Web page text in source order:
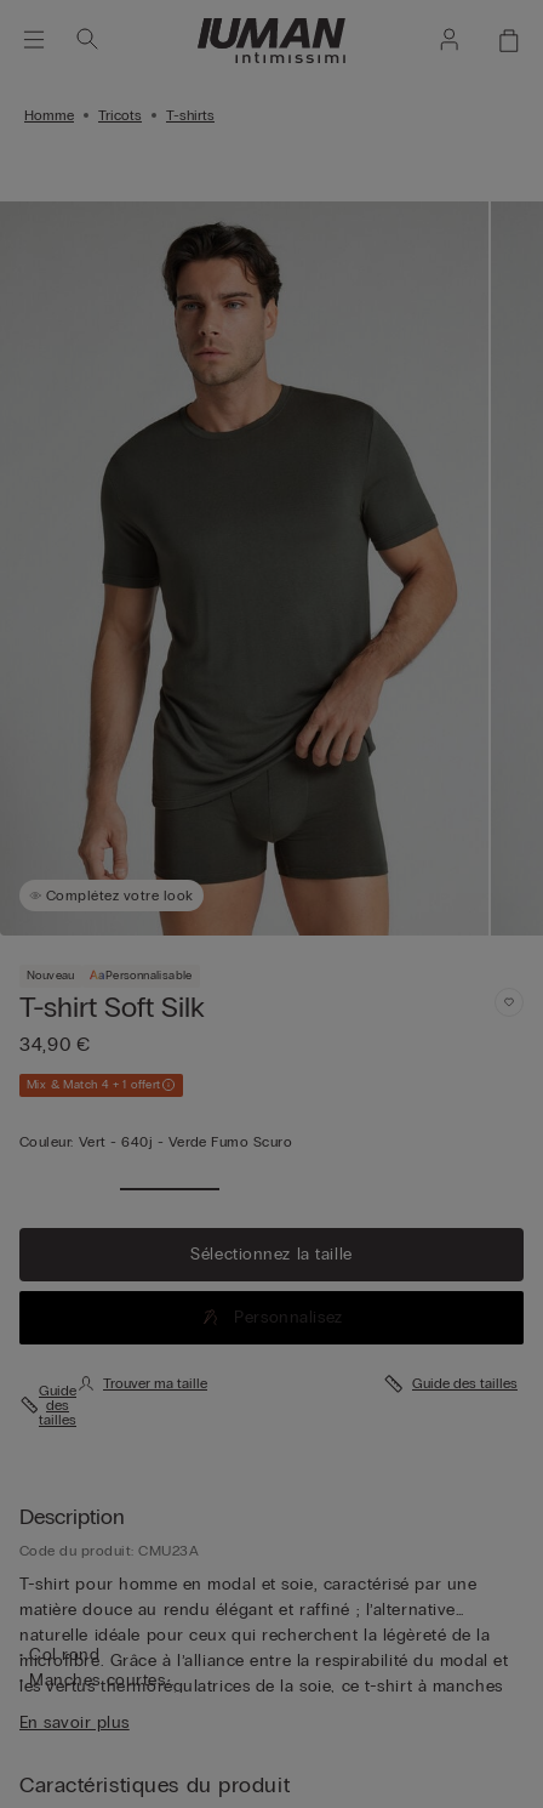
Homme Tricots T-shirts
Complétez votre look
Nouveau Personnalisable
T-shirt Soft Silk
34,90 €
Mix & Match 4 + 1 offert
Couleur: Vert -640j - Verde Fumo Scuro
Sélectionnez la taille
Personnalisez
Guide
des
tailles
Trouver ma taille Guide des tailles
Description
Code du produit: CMU23A
T-shirt pour homme en modal et soie, caractérisé par une
matière douce au rendu élégant et raffiné ; l’alternative
naturelle idéale pour ceux qui recherchent la légèreté de la
microfibre. Grâce à l’alliance entre la respirabilité du modal et
les vertus thermorégulatrices de la soie, ce t-shirt à manches
courtes garantit un confort absolu, quelle que soit la
température ou la saison. De par ses caractéristiques, ce
porter sous une veste pour un look casual et soigné.
• Col rond
• Manches courtes
• Le mannequin mesure 1,85 m et porte une taille L
En savoir plus
Caractéristiques du produit